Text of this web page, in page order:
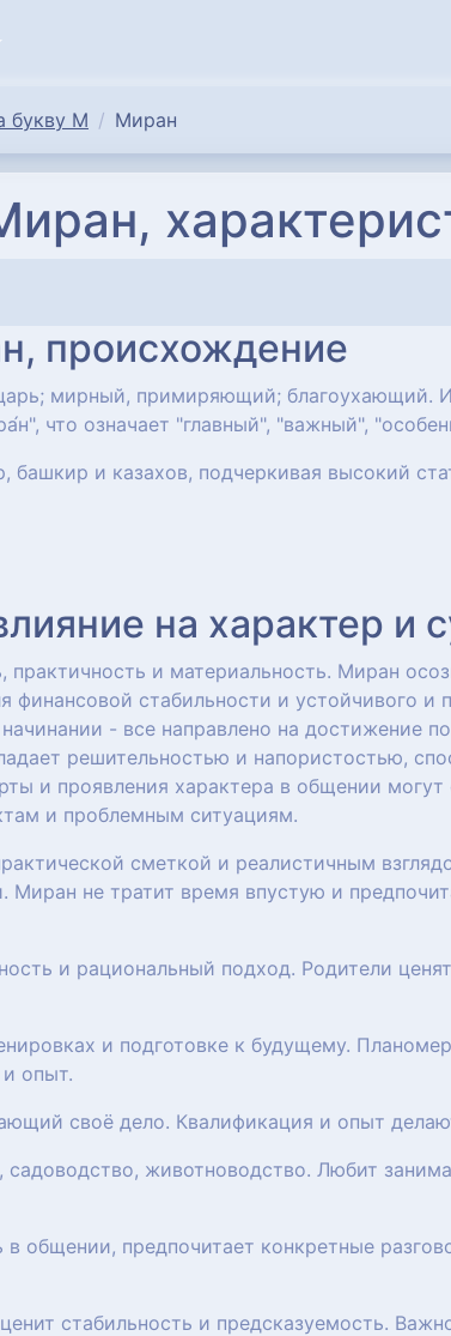
букву М Миран
происхождение
мирный, примиряющий; благоухающий.
что означает "главный", "важный",
и казахов, подчеркивая высокий
на характер и
и материальность. Миран
финансовой стабильности и устойчивого и
- все направлено на достижение
решительностью и напористостью,
и проявления характера в общении могут
и проблемным ситуациям.
сметкой и реалистичным
Миран не тратит время впустую и
и рациональный подход. Родители
и подготовке к будущему.
опыт.
своё дело. Квалификация и опыт
садоводство, животноводство. Любит
в общении, предпочитает конкретные
стабильность и предсказуемость.